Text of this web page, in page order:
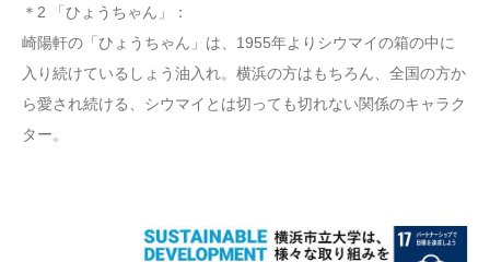
＊2 「ひょうちゃん」：
崎陽軒の「ひょうちゃん」は、1955年よりシウマイの箱の中に
入り続けているしょう油入れ。横浜の方はもちろん、全国の方か
ら愛され続ける、シウマイとは切っても切れない関係のキャラク
ター。